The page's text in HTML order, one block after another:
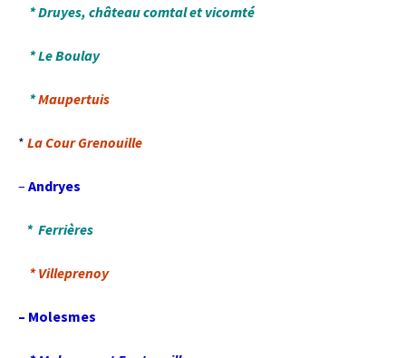
* Druyes, château comtal et vicomté
* Le Boulay
*Maupertuis
* La Cour Grenouille
– Andryes
* Ferrières
* Villeprenoy
– Molesmes